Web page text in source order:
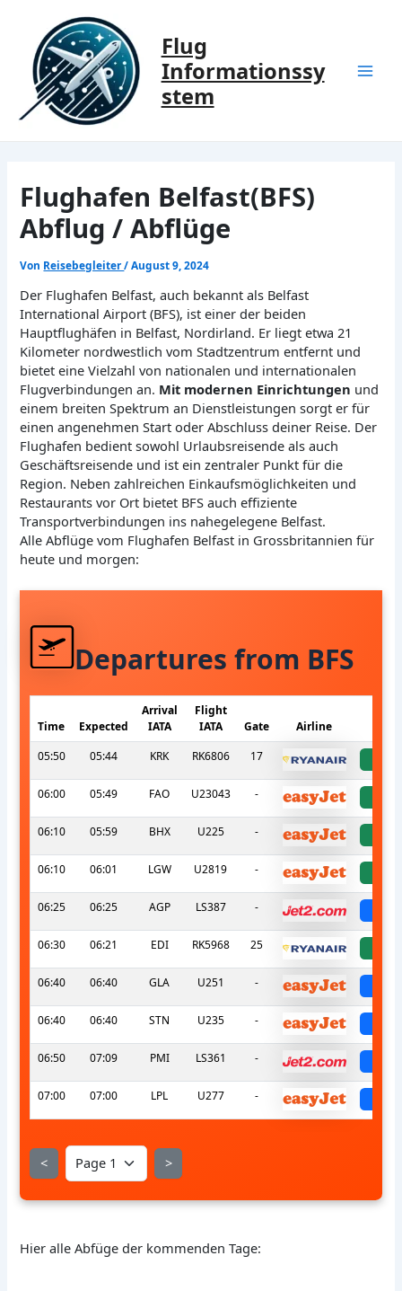
springen
Flug
Informationssy
stem
Flughafen Belfast(BFS)
Abflug / Abflüge
Von Reisebegleiter/August 9, 2024
Der Flughafen Belfast, auch bekannt als Belfast
International Airport (BFS), ist einer der beiden
Hauptflughäfen in Belfast, Nordirland. Er liegt etwa 21
Kilometer nordwestlich vom Stadtzentrum entfernt und
bietet eine Vielzahl von nationalen und internationalen
Flugverbindungen an. Mit modernen Einrichtungen und
einem breiten Spektrum an Dienstleistungen sorgt er für
einen angenehmen Start oder Abschluss deiner Reise. Der
Flughafen bedient sowohl Urlaubsreisende als auch
Geschäftsreisende und ist ein zentraler Punkt für die
Region. Neben zahlreichen Einkaufsmöglichkeiten und
Restaurants vor Ort bietet BFS auch effiziente
Transportverbindungen ins nahegelegene Belfast.
Alle Abflüge vom Flughafen Belfast in Grossbritannien für
heute und morgen:
Departures from BFS
Time Expected
Arrival
IATA
Flight
IATA
Gate Airline
05:50
05:44 KRK RK6806 17
06:00 05:49 FAO U23043 -
06:10 05:59 BHX U225 -
06:10 06:01 LGW U2819 -
06:25 06:25 AGP LS387 -
06:30 06:21 EDI RK5968 25
06:40 06:40 GLA U251 -
06:40 06:40 STN U235 -
06:50 07:09 PMI LS361 -
07:00 07:00 LPL U277 -
< >
Hier alle Abfüge der kommenden Tage: